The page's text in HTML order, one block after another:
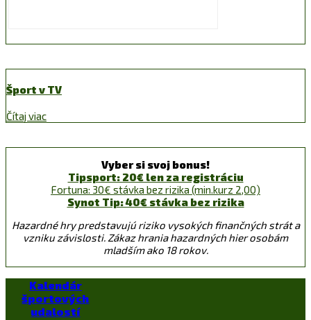
Šport v TV
Čítaj viac
Vyber si svoj bonus!
Tipsport: 20€ len za registráciu
Fortuna: 30€ stávka bez rizika (min.kurz 2,00)
Synot Tip: 40€ stávka bez rizika
Hazardné hry predstavujú riziko vysokých finančných strát a
vzniku závislosti. Zákaz hrania hazardných hier osobám
mladším ako 18 rokov.
Kalendár
športových
udalostí